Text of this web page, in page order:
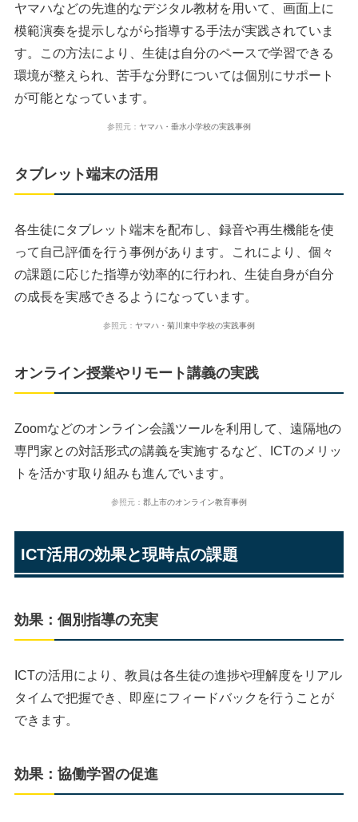
ヤマハなどの先進的なデジタル教材を用いて、画面上に
模範演奏を提示しながら指導する手法が実践されていま
す。この方法により、生徒は自分のペースで学習できる
環境が整えられ、苦手な分野については個別にサポート
が可能となっています。
参照元： ヤマハ・垂水小学校の実践事例
タブレット端末の活用
各生徒にタブレット端末を配布し、録音や再生機能を使
って自己評価を行う事例があります。これにより、個々
の課題に応じた指導が効率的に行われ、生徒自身が自分
の成長を実感できるようになっています。
参照元： ヤマハ・菊川東中学校の実践事例
オンライン授業やリモート講義の実践
Zoomなどのオンライン会議ツールを利用して、遠隔地の
専門家との対話形式の講義を実施するなど、ICTのメリッ
トを活かす取り組みも進んでいます。
参照元： 郡上市のオンライン教育事例
ICT活用の効果と現時点の課題
効果：個別指導の充実
ICTの活用により、教員は各生徒の進捗や理解度をリアル
タイムで把握でき、即座にフィードバックを行うことが
できます。
効果：協働学習の促進